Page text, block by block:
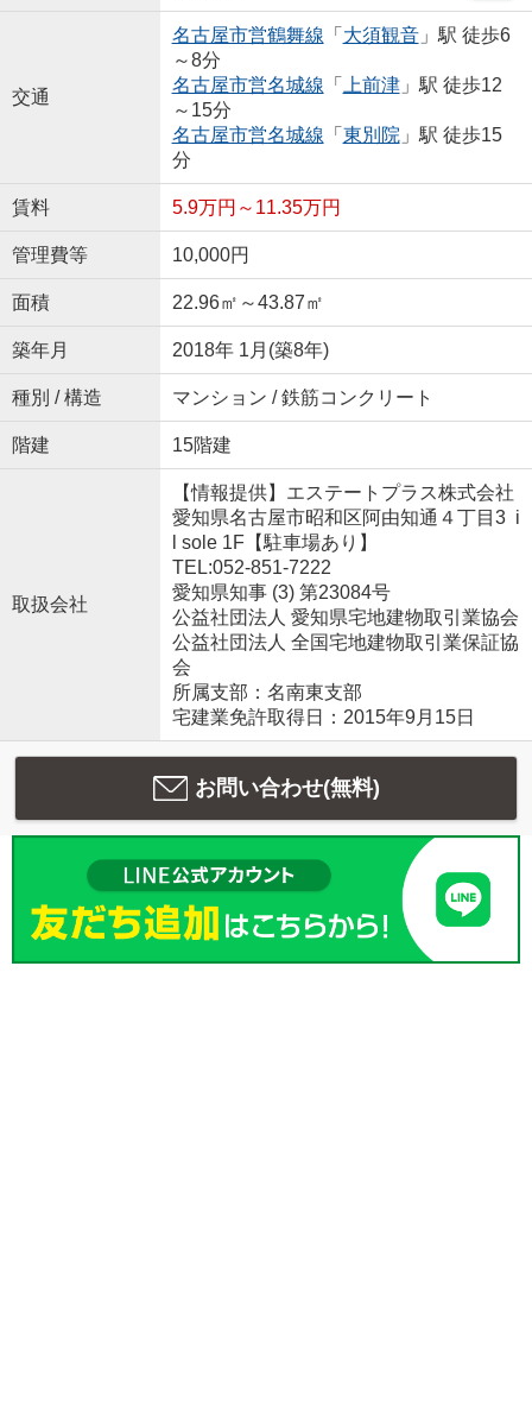
交通
名古屋市営鶴舞線 「 大須観音」駅 徒歩6
～8分
名古屋市営名城線 「 上前津」駅 徒歩12
～15分
名古屋市営名城線 「 東別院 」駅 徒歩15
分
賃料 5.9万円～11.35万円
管理費等 10,000円
面積 22.96㎡～43.87㎡
築年月 2018年 1月(築8年)
種別 / 構造 マンション / 鉄筋コンクリート
階建 15階建
取扱会社
【情報提供】エステートプラス株式会社
愛知県名古屋市昭和区阿由知通４丁目3 i
l sole 1F【駐車場あり】
TEL:052-851-7222
愛知県知事 (3) 第23084号
公益社団法人 愛知県宅地建物取引業協会
公益社団法人 全国宅地建物取引業保証協
会
所属支部：名南東支部
宅建業免許取得日：2015年9月15日
お問い合わせ(無料)